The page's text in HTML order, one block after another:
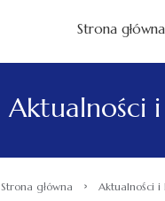
Strona główna
Aktualności
Strona główna › Aktualności i